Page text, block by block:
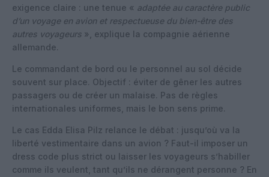
exigence claire : une tenue « adaptée au caractère public
d’un voyage en avion et respectueuse du bien-être des
autres voyageurs », explique la compagnie aérienne
allemande.
Le commandant de bord ou le personnel au sol décide
souvent sur place. Objectif : éviter de gêner les autres
passagers ou de créer un malaise. Pas de règles
internationales uniformes, mais le bon sens prime.
Le cas Edda Elisa Pilz relance le débat : jusqu’où va la
liberté vestimentaire dans un avion ? Faut-il imposer un
dress code plus strict ou laisser les voyageurs s’habiller
comme ils veulent, tant qu’ils ne dérangent personne ? En